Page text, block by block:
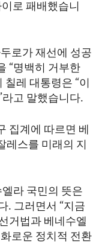
로 패배했습니
로가 재선에 성공
“명백히 거부한
레 대통령은 “이
고 말했습니다.
집계에 따르면 베
레스를 미래의 지
라 국민의 뜻은
. 그러면서 “지금
거법과 베네수엘
로운 정치적 전환